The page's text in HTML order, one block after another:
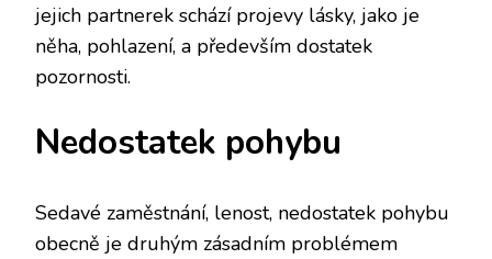
jejich partnerek schází projevy lásky, jako je
něha, pohlazení, a především dostatek
pozornosti.
Nedostatek pohybu
Sedavé zaměstnání, lenost, nedostatek pohybu
obecně je druhým zásadním problémem